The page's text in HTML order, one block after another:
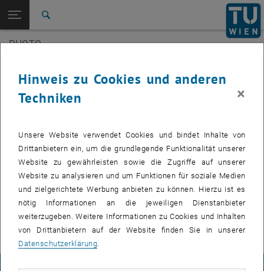
TU Login
Zur 1. Menü Ebene
E120-07 Forschungsbereich Photogrammetrie
Photogrammetrie
Veranstaltungen
PHOTO
Veranstaltungen
Vergangene Veranstaltungen
VERANSTALTUNGEN VOM 14. JULI 2026
Es gibt keine Veranstaltungen in der aktuellen Ansicht.
Hinweis zu Cookies und anderen
Techniken
×
Unsere Website verwendet Cookies und bindet Inhalte von
Drittanbietern ein, um die grundlegende Funktionalität unserer
Website zu gewährleisten sowie die Zugriffe auf unserer
Website zu analysieren und um Funktionen für soziale Medien
und zielgerichtete Werbung anbieten zu können. Hierzu ist es
nötig Informationen an die jeweiligen Dienstanbieter
weiterzugeben. Weitere Informationen zu Cookies und Inhalten
von Drittanbietern auf der Website finden Sie in unserer
Datenschutzerklärung.